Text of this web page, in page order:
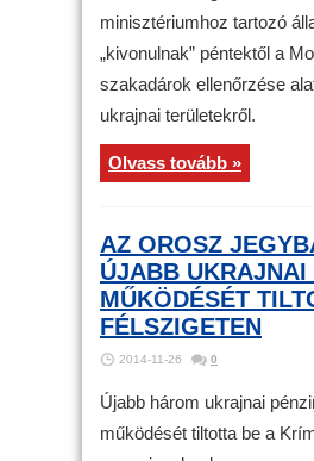
minisztériumhoz tartozó
„kivonulnak” péntektől a
szakadárok ellenőrzése
ukrajnai területekről.
Olvass tovább »
AZ OROSZ
ÚJABB
MŰKÖDÉSÉT
FÉLSZIGETEN
2014-11-26 0
Újabb három ukrajnai
működését tiltotta be a